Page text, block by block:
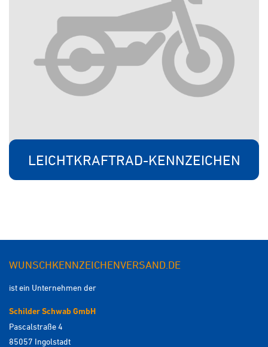
LEICHTKRAFTRAD-KENNZEICHEN
WUNSCHKENNZEICHENVERSAND.DE
ist ein Unternehmen der
Schilder Schwab GmbH
Pascalstraße 4
85057 Ingolstadt